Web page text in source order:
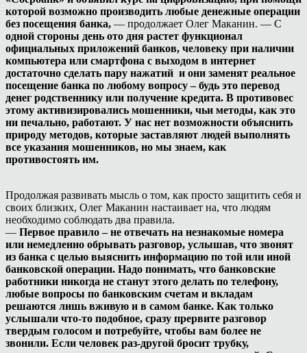
которой возможно производить любые денежные операции
без посещения банка, — продолжает Олег Маканин. — С
одной стороны день ото дня растет функционал
официальных приложений банков, человеку при наличии
компьютера или смартфона с выходом в интернет
достаточно сделать пару нажатий и они заменят реальное
посещение банка по любому вопросу – будь это перевод
денег родственнику или получение кредита. В противовес
этому активизировались мошенники, чьи методы, как это
ни печально, работают. У нас нет возможности объяснить
природу методов, которые заставляют людей выполнять
все указания мошенников, но мы знаем, как
противостоять им.
Продолжая развивать мысль о том, как просто защитить себя и
своих близких, Олег Маканин настаивает на, что людям
необходимо соблюдать два правила.
— Первое правило – не отвечать на незнакомые номера
или немедленно обрывать разговор, услышав, что звонят
из банка с целью выяснить информацию по той или иной
банковской операции. Надо понимать, что банковские
работники никогда не станут этого делать по телефону,
любые вопросы по банковским счетам и вкладам
решаются лишь вживую и в самом банке. Как только
услышали что-то подобное, сразу прервите разговор
твердым голосом и потребуйте, чтобы вам более не
звонили. Если человек раз-другой бросит трубку,